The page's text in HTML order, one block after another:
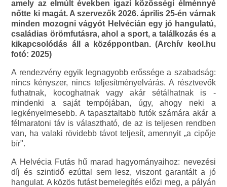
amely az elmúlt években igazi közösségi élménnyé
nőtte ki magát. A szervezők 2026. április 25-én várnak
minden mozogni vágyót Helvécián egy jó hangulatú,
családias örömfutásra, ahol a sport, a találkozás és a
kikapcsolódás áll a középpontban. (Archív keol.hu
fotó: 2025)
A rendezvény egyik legnagyobb erőssége a szabadság:
nincs kényszer, nincs teljesítményelvárás. A résztvevők
futhatnak, kocoghatnak vagy akár sétálhatnak is -
mindenki a saját tempójában, úgy, ahogy neki a
legkényelmesebb. A tapasztaltabb futók számára akár a
félmaratoni táv is választható, de az is teljesen rendben
van, ha valaki rövidebb távot teljesít, amennyit „a cipője
bír".
A Helvécia Futás hű marad hagyományaihoz: nevezési
díj és szintidő ezúttal sem lesz, viszont garantált a jó
hangulat. A közös futást bemelegítés előzi meg, a pályán